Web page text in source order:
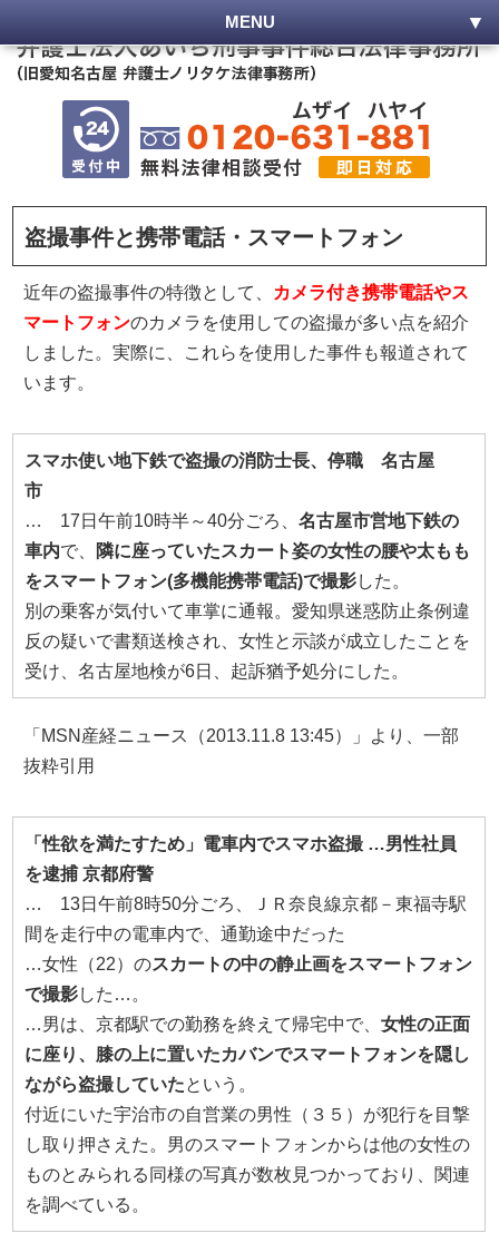
MENU
盗撮事件と携帯電話・スマートフォン
近年の盗撮事件の特徴として、
カメラ付き携帯電話やス
マートフォンのカメラを使用しての盗撮が多い点を紹介
しました。実際に、これらを使用した事件も報道されて
います。
スマホ使い地下鉄で盗撮の消防士長、停職 名古屋
市
… 17日午前10時半～40分ごろ、名古屋市営地下鉄の
車内で、
隣に座っていたスカート姿の女性の腰や太もも
をスマートフォン(多機能携帯電話)で撮影した。
別の乗客が気付いて車掌に通報。愛知県迷惑防止条例違
反の疑いで書類送検され、女性と示談が成立したことを
受け、名古屋地検が6日、起訴猶予処分にした。
「MSN産経ニュース（2013.11.8 13:45）」より、一部
抜粋引用
「性欲を満たすため」電車内でスマホ盗撮 …男性社員
を逮捕京都府警
… 13日午前8時50分ごろ、ＪＲ奈良線京都－東福寺駅
間を走行中の電車内で、通勤途中だった
…女性（22）のスカートの中の静止画をスマートフォン
で撮影した…。
…男は、京都駅での勤務を終えて帰宅中で、女性の正面
に座り、膝の上に置いたカバンでスマートフォンを隠し
ながら盗撮していたという。
付近にいた宇治市の自営業の男性（３５）が犯行を目撃
し取り押さえた。男のスマートフォンからは他の女性の
ものとみられる同様の写真が数枚見つかっており、関連
を調べている。